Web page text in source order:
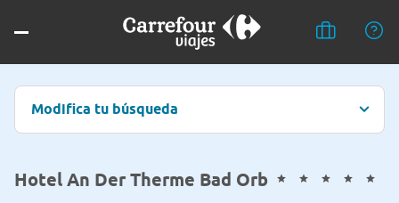
Modifica tu búsqueda
Hotel An Der Therme Bad Orb